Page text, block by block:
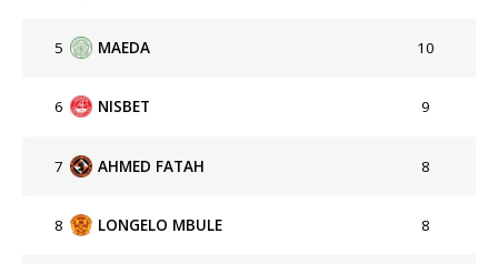
5 MAEDA 10
6 NISBET 9
7 AHMED FATAH 8
8 LONGELO MBULE 8